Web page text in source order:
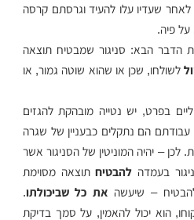
שעדיו עלו להעיד וגרסתם קרסה
פיה.
הדבר הבא: סניגור שמבטיח תוצאה
לשולחו, שכן או שהוא שוטה גמור, או
בפרט, יש נטייה מובהקת להגזים
עבודתם הם נתקלים כבעניין של שגרה
לכן – יהיה המוניטין של הסניגור אשר
בעמדה להבטיחתוצאה מסוימת
– שיעשה את כל שביכולתו.
הוא יכול להאמין, על סמך בדיקת